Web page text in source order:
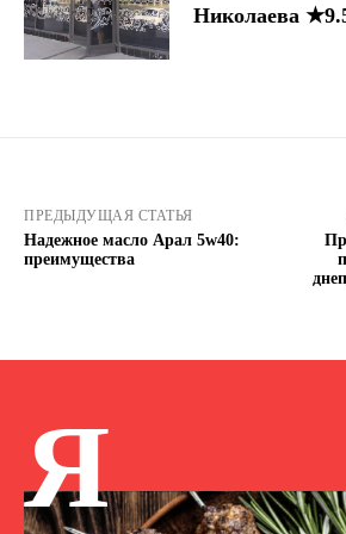
Николаева
ПРЕДЫДУЩАЯ СТАТЬЯ
Надежное масло Арал 5w40:
преимущества
Я